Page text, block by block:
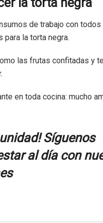
de trabajo con todos
la torta negra.
las frutas confitadas y
en toda cocina: mucho
Síguenos
al día con